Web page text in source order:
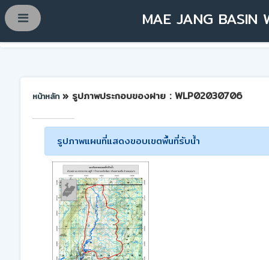
MAE JANG BASIN
หน้าหลัก » รูปภาพประกอบของฝาย : WLP02030706
รูปภาพแผนที่แสดงขอบเขตพื้นที่รับน้ำ